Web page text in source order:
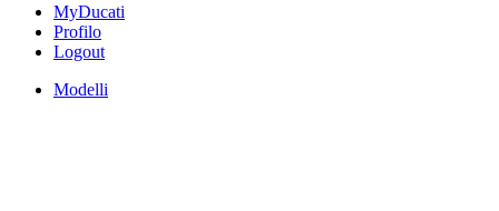
MyDucati
Profilo
Logout
Modelli